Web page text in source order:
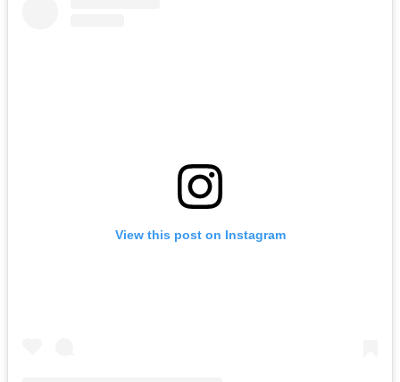
View this post on Instagram